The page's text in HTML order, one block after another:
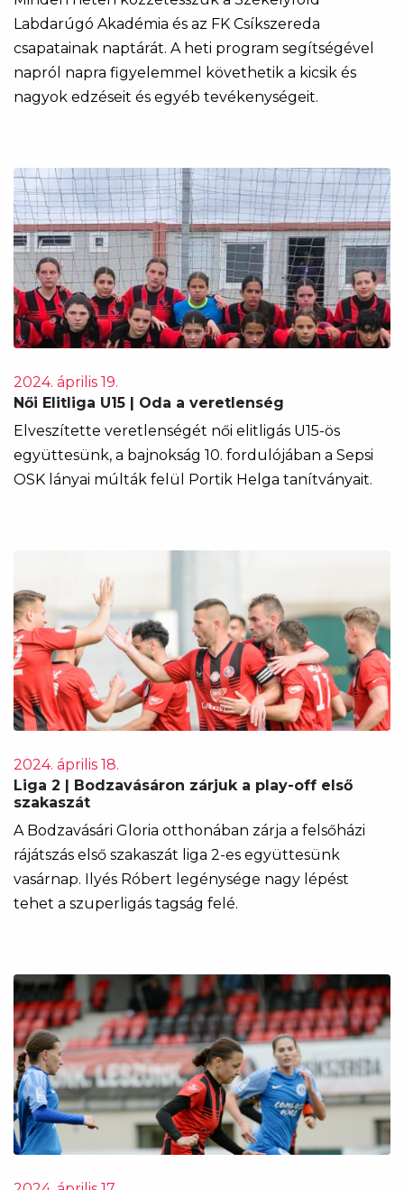
Labdarúgó Akadémia és az FK Csíkszereda
csapatainak naptárát. A heti program segítségével
napról napra figyelemmel követhetik a kicsik és
nagyok edzéseit és egyéb tevékenységeit.
2024. április 19.
Női Elitliga U15 | Oda a veretlenség
Elveszítette veretlenségét női elitligás U15-ös
együttesünk, a bajnokság 10. fordulójában a Sepsi
OSK lányai múlták felül Portik Helga tanítványait.
2024. április 18.
Liga 2 | Bodzavásáron zárjuk a play-off első
szakaszát
A Bodzavásári Gloria otthonában zárja a felsőházi
rájátszás első szakaszát liga 2-es együttesünk
vasárnap. Ilyés Róbert legénysége nagy lépést
tehet a szuperligás tagság felé.